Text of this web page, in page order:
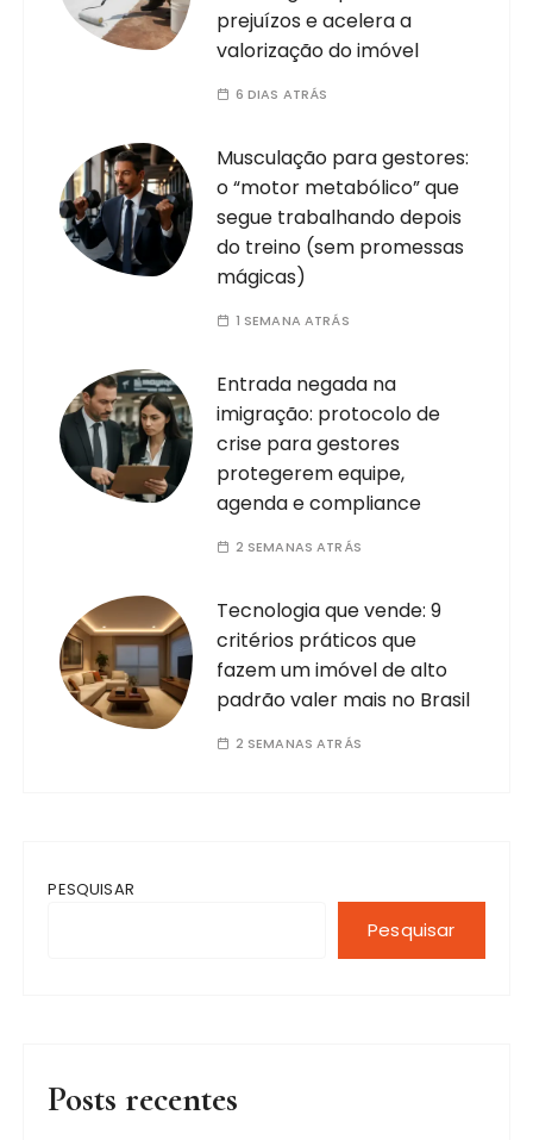
prejuízos e acelera a
valorização do imóvel
6 DIAS ATRÁS
Musculação para gestores:
o “motor metabólico” que
segue trabalhando depois
do treino (sem promessas
mágicas)
1 SEMANA ATRÁS
Entrada negada na
imigração: protocolo de
crise para gestores
protegerem equipe,
agenda e compliance
2 SEMANAS ATRÁS
Tecnologia que vende: 9
critérios práticos que
fazem um imóvel de alto
padrão valer mais no Brasil
2 SEMANAS ATRÁS
PESQUISAR
Pesquisar
Posts recentes